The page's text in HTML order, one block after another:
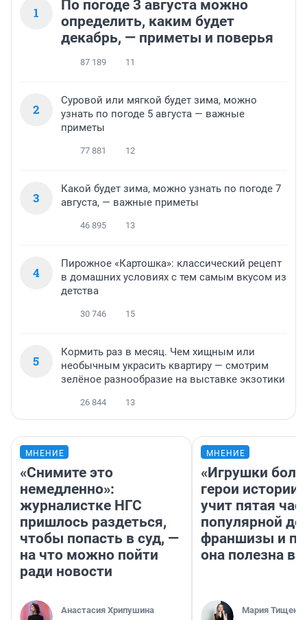
1
По погоде 3 августа можно
определить, каким будет
декабрь, — приметы и поверья
87 189 11
2
Суровой или мягкой будет зима, можно
узнать по погоде 5 августа — важные
приметы
77 881 12
3
Какой будет зима, можно узнать по погоде 7
августа, — важные приметы
46 895 13
4
Пирожное «Картошка»: классический рецепт
в домашних условиях с тем самым вкусом из
детства
30 746 15
5
Кормить раз в месяц. Чем хищным или
необычным украсить квартиру — смотрим
зелёное разнообразие на выставке экзотики
26 844 13
МНЕНИЕ
«Снимите это
немедленно»:
журналистке НГС
пришлось раздеться,
чтобы попасть в суд, —
на что можно пойти
ради новости
Анастасия Хрипушина
МНЕНИЕ
«Игрушки
герои
учит пятая
популярной
франшизы и
она полезна
Мария Тищенко